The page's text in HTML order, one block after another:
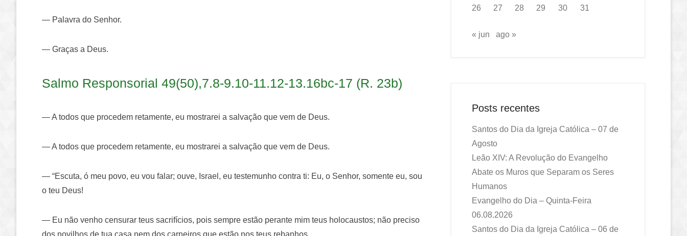
— Palavra do Senhor.
— Graças a Deus.
Salmo Responsorial 49(50),7.8-9.10-11.12-13.16bc-17 (R. 23b)
— A todos que procedem retamente, eu mostrarei a salvação que vem de Deus.
— A todos que procedem retamente, eu mostrarei a salvação que vem de Deus.
— “Escuta, ó meu povo, eu vou falar; ouve, Israel, eu testemunho contra ti: Eu, o Senhor, somente eu, sou
o teu Deus!
— Eu não venho censurar teus sacrifícios, pois sempre estão perante mim teus holocaustos; não preciso
dos novilhos de tua casa nem dos carneiros que estão nos teus rebanhos.
26
27 28 29 30 31
« jun ago »
Posts recentes
Santos do Dia da Igreja Católica – 07 de
Agosto
Leão XIV: A Revolução do Evangelho
Abate os Muros que Separam os Seres
Humanos
Evangelho do Dia – Quinta-Feira
06.08.2026
Santos do Dia da Igreja Católica – 06 de